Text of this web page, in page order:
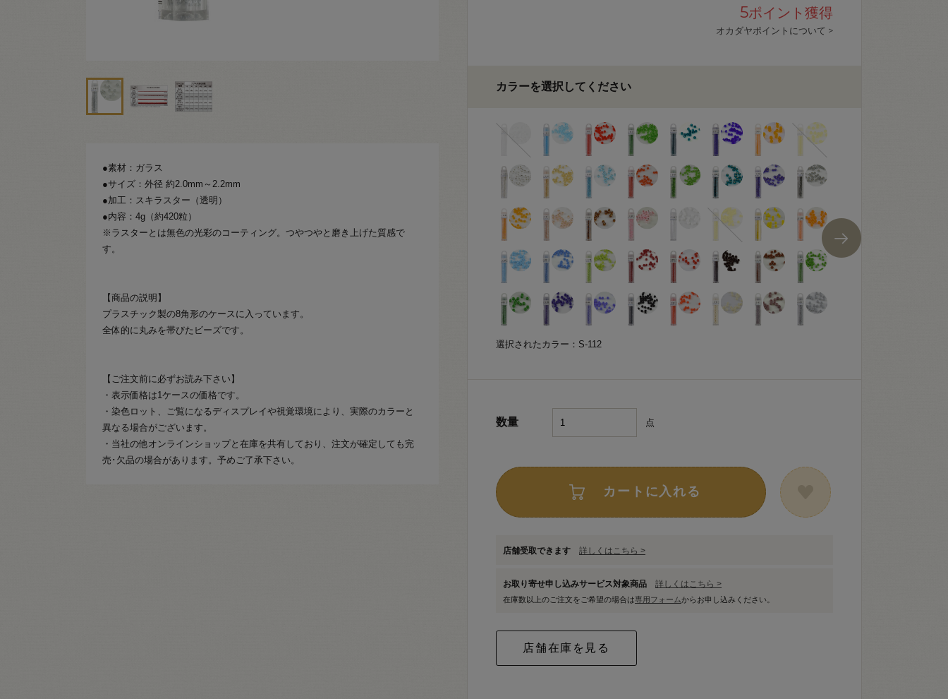
●素材：ガラス
●サイズ：外径 約2.0mm～2.2mm
●加工：スキラスター（透明）
●内容：4g（約420粒）
※ラスターとは無色の光彩のコーティング。つやつやと磨き上げた質感で
す。
【商品の説明】
プラスチック製の8角形のケースに入っています。
全体的に丸みを帯びたビーズです。
【ご注文前に必ずお読み下さい】
・表示価格は1ケースの価格です。
・染色ロット、ご覧になるディスプレイや視覚環境により、実際のカラーと
異なる場合がございます。
・当社の他オンラインショップと在庫を共有しており、注文が確定しても完
売･欠品の場合があります。予めご了承下さい。
5ポイント獲得
オカダヤポイントについて >
カラーを選択してください
選択されたカラー：S-112
数量 点
カートに入れる
店舗受取できます 詳しくはこちら >
お取り寄せ申し込みサービス対象商品 詳しくはこちら >
在庫数以上のご注文をご希望の場合は専用フォームからお申し込みください。